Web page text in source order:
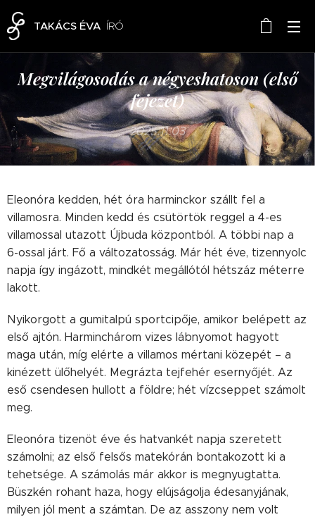
TAKÁCS ÉVA ÍRÓ
Megvilágosodás a négyeshatoson (első
fejezet)
2025.11.03
Eleonóra kedden, hét óra harminckor szállt fel a
villamosra. Minden kedd és csütörtök reggel a 4-es
villamossal utazott Újbuda központból. A többi nap a
6-ossal járt. Fő a változatosság. Már hét éve, tizennyolc
napja így ingázott, mindkét megállótól hétszáz méterre
lakott.
Nyikorgott a gumitalpú sportcipője, amikor belépett az
első ajtón. Harminchárom vizes lábnyomot hagyott
maga után, míg elérte a villamos mértani közepét – a
kinézett ülőhelyét. Megrázta tejfehér esernyőjét. Az
eső csendesen hullott a földre; hét vízcseppet számolt
meg.
Eleonóra tizenöt éve és hatvankét napja szeretett
számolni; az első felsős matekórán bontakozott ki a
tehetsége. A számolás már akkor is megnyugtatta.
Büszkén rohant haza, hogy elújságolja édesanyjának,
milyen jól ment a számtan. De az asszony nem volt